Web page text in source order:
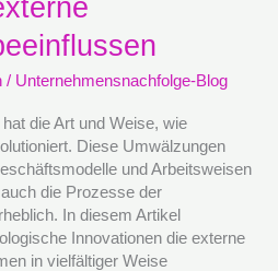
/ Unternehmensnachfolge-Blog
die Art und Weise, wie
Diese Umwälzungen
und Arbeitsweisen
die Prozesse der
In diesem Artikel
Innovationen die externe
in vielfältiger Weise